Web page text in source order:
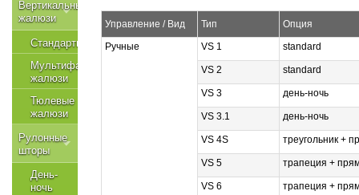
Вертикальные
жалюзи
Стандартные
Мультифактурные
жалюзи
Тюлевые
жалюзи
Рулонные
шторы
День-
ночь
Управление / Вид Тип
Опция
Ручные
VS 1 standard
VS 2 standard
VS 3 день-ночь
VS 3.1 день-ночь
VS 4S треугольник +
VS 5 трапеция +
VS 6 трапеция +